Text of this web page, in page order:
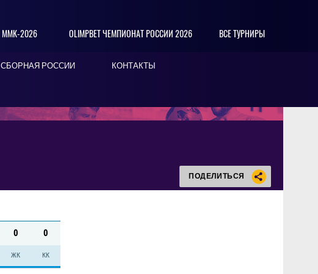
ММК-2026 OLIMPBET ЧЕМПИОНАТ РОССИИ 2026 ВСЕ ТУРНИРЫ
СБОРНАЯ РОССИИ КОНТАКТЫ
ПОДЕЛИТЬСЯ
0 0
ЖК КК